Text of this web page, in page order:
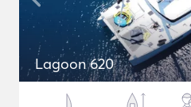
Lagoon 620